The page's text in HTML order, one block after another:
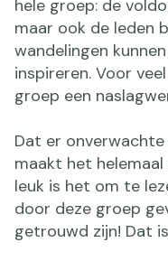
hele groep: de
maar ook de leden
wandelingen
inspireren. Voor
groep een
Dat er
maakt het
leuk is het om te
door deze groep
getrouwd zijn! Dat